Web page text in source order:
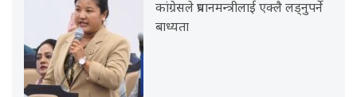
कांग्रेसले प्रधानमन्त्रीलाई एक्लै लड्नुपर्ने
बाध्यता